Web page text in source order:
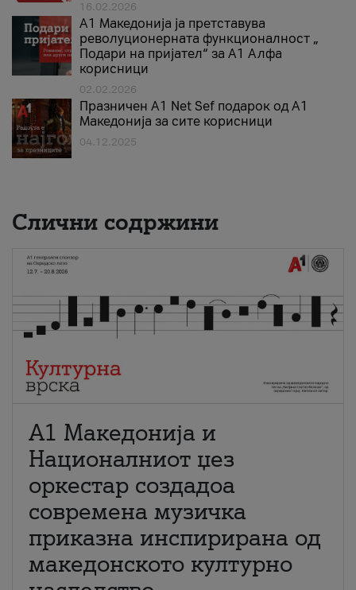
16.02.2026
А1 Македонија ја претставува
револуционерната функционалност „
Подари на пријател“ за А1 Алфа
корисници
02.02.2026
Празничен A1 Net Sеf подарок од А1
Македонија за сите корисници
04.12.2025
Слични содржини
А1 Македонија и
Националниот џез
оркестар создадоа
современа музичка
приказна инспирирана од
македонското културно